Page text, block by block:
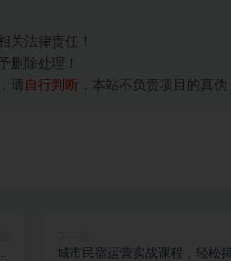
关法律责任！
删除处理！
请 自行判断 ，本站不负责项目的真伪
城市民宿运营实战课程，轻松